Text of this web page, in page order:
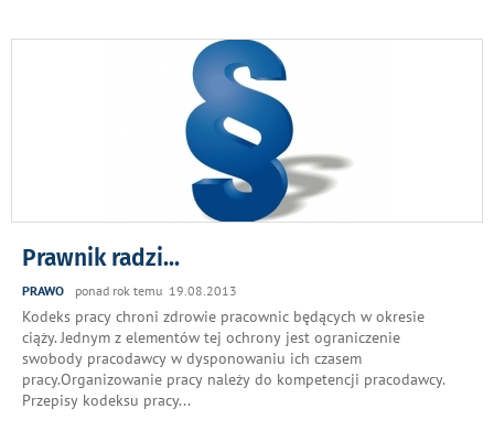
Prawnik radzi...
PRAWO ponad rok temu 19.08.2013
Kodeks pracy chroni zdrowie pracownic będących w okresie
ciąży. Jednym z elementów tej ochrony jest ograniczenie
swobody pracodawcy w dysponowaniu ich czasem
pracy.Organizowanie pracy należy do kompetencji pracodawcy.
Przepisy kodeksu pracy...